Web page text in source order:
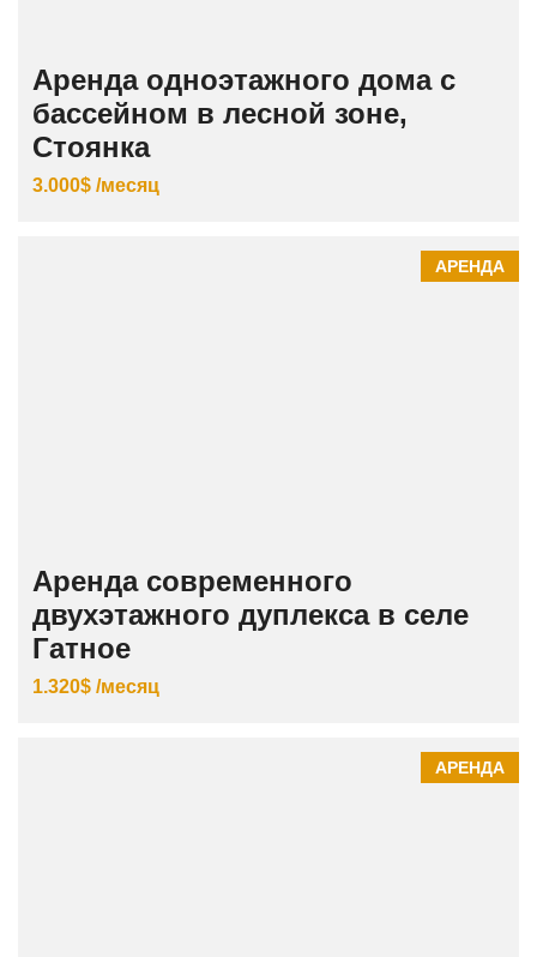
Аренда одноэтажного дома с
бассейном в лесной зоне,
Стоянка
3.000$ /месяц
АРЕНДА
Аренда современного
двухэтажного дуплекса в селе
Гатное
1.320$ /месяц
АРЕНДА